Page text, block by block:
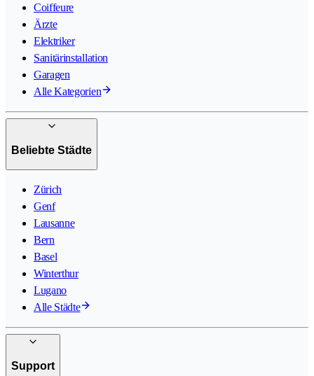
Coiffeure
Ärzte
Elektriker
Sanitärinstallation
Garagen
Alle Kategorien
Beliebte Städte
Zürich
Genf
Lausanne
Bern
Basel
Winterthur
Lugano
Alle Städte
Support